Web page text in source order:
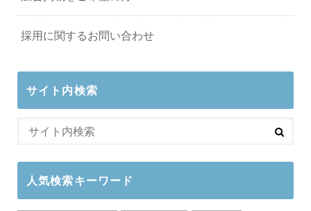
採用に関するお問い合わせ
サイト内検索
人気検索キーワード